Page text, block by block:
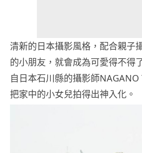
清新的日本攝影風格，配合親子
的小朋友，就會成為可愛得不得
自日本石川縣的攝影師NAGANO
把家中的小女兒拍得出神入化。